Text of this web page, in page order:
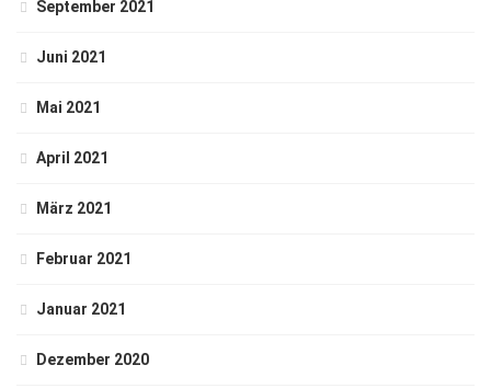
September 2021
Juni 2021
Mai 2021
April 2021
März 2021
Februar 2021
Januar 2021
Dezember 2020